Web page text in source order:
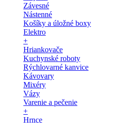
Závesné
Nástenné
Košíky a úložné boxy
Elektro
+
Hriankovače
Kuchynské roboty
Rýchlovarné kanvice
Kávovary
Mixéry
Vázy
Varenie a pečenie
+
Hrnce